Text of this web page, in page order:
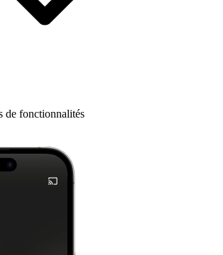
de fonctionnalités